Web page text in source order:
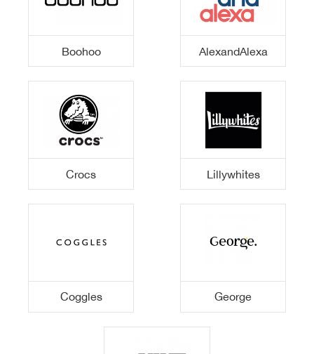
Boohoo AlexandAlexa
Crocs Lillywhites
Coggles George